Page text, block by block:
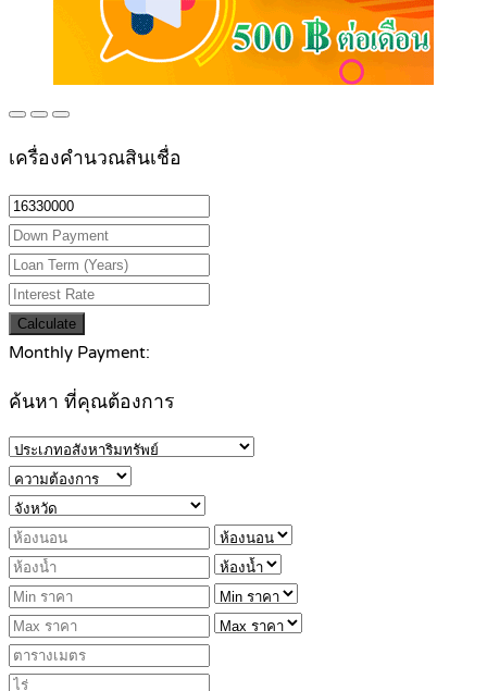
เครื่องคำนวณสินเชื่อ
Calculate
Monthly Payment:
ค้นหา ที่คุณต้องการ